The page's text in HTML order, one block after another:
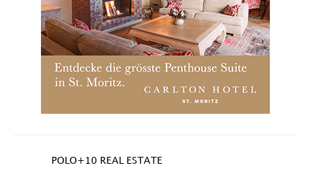
POLO+10 REAL ESTATE